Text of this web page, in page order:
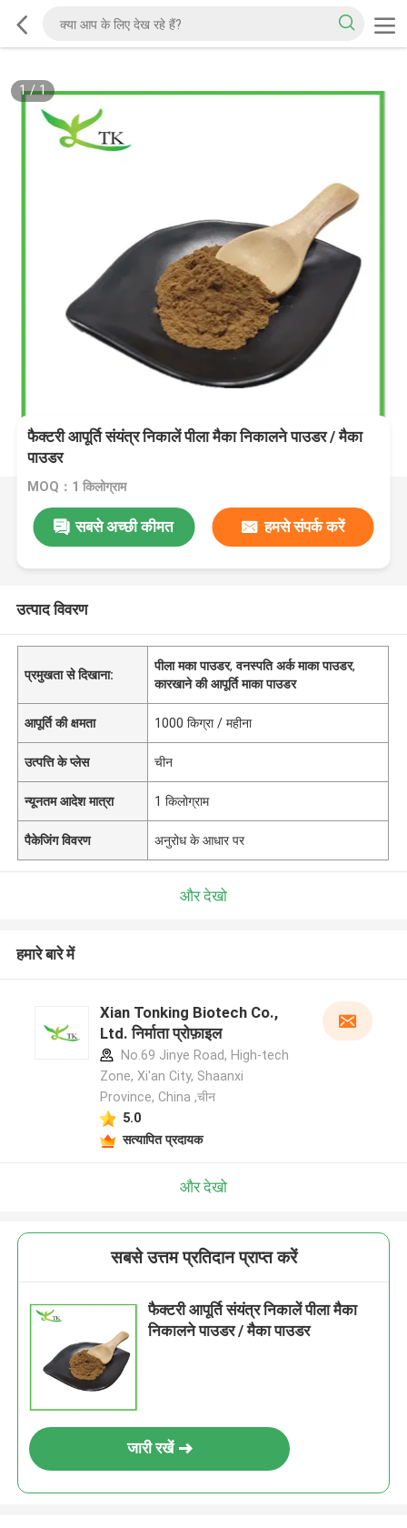
1/1
फैक्टरी आपूर्ति संयंत्र निकालें पीला मैका निकालने पाउडर / मैका
पाउडर
MOQ：1 किलोग्राम
सबसे अच्छी कीमत हमसे संपर्क करें
उत्पाद विवरण
प्रमुखता से दिखाना:
पीला मका पाउडर,वनस्पति अर्क माका पाउडर,
कारखाने की आपूर्ति माका पाउडर
आपूर्ति की क्षमता 1000 किग्रा / महीना
उत्पत्ति के प्लेस चीन
न्यूनतम आदेश मात्रा 1 किलोग्राम
पैकेजिंग विवरण अनुरोध के आधार पर
और देखो
हमारे बारे में
Xian Tonking Biotech Co.,
Ltd. निर्माता प्रोफ़ाइल
No.69 Jinye Road, High-tech
Zone, Xi'an City, Shaanxi
Province, China ,चीन
5.0
सत्यापित प्रदायक
और देखो
सबसे उत्तम प्रतिदान प्राप्त करें
फैक्टरी आपूर्ति संयंत्र निकालें पीला मैका
निकालने पाउडर / मैका पाउडर
जारी रखें